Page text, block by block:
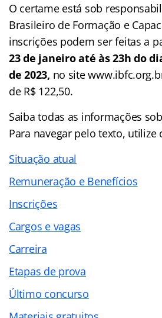
O certame está sob
Brasileiro de Formação e
inscrições podem ser feitas a
23 de janeiro atéàs 23h do
de 2023, no site
de R$ 122,50.
Saiba todas as informações
Para navegar pelo texto, utilize
Situação atual
Remuneração e Benefícios
Inscrições
Cargos e vagas
Carreira
Etapas de prova
Último concurso